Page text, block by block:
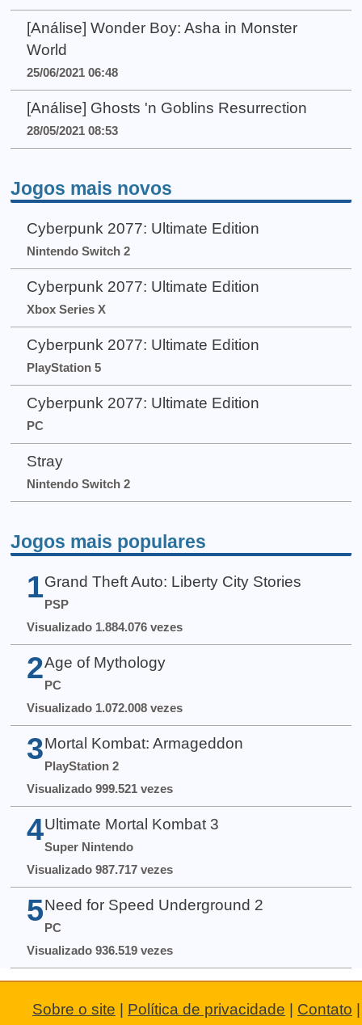
[Análise] Wonder Boy: Asha in Monster
World
25/06/2021 06:48
[Análise] Ghosts 'n Goblins Resurrection
28/05/2021 08:53
Jogos mais novos
Cyberpunk 2077: Ultimate Edition
Nintendo Switch 2
Cyberpunk 2077: Ultimate Edition
Xbox Series X
Cyberpunk 2077: Ultimate Edition
PlayStation 5
Cyberpunk 2077: Ultimate Edition
PC
Stray
Nintendo Switch 2
Jogos mais populares
1 Grand Theft Auto: Liberty City Stories
PSP
Visualizado 1.884.076 vezes
2 Age of Mythology
PC
Visualizado 1.072.008 vezes
3 Mortal Kombat: Armageddon
PlayStation 2
Visualizado 999.521 vezes
4 Ultimate Mortal Kombat 3
Super Nintendo
Visualizado 987.717 vezes
5 Need for Speed Underground 2
PC
Visualizado 936.519 vezes
Sobre o site | Política de privacidade | Contato |